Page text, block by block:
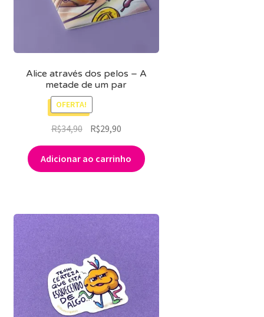
MINHA CONTA
for:Alice através dos pelos – A
metade de um par
OFERTA!
R$34,90
preço
original
era:
R$29,90O
preço
atual
é:
Adicionar ao carrinho